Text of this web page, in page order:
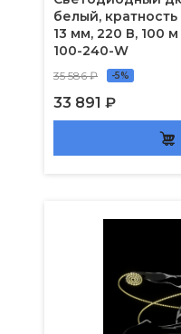
белый,
13 мм, 220 В, 100
100-240-W
35 586 ₽ -5%
33 891 ₽